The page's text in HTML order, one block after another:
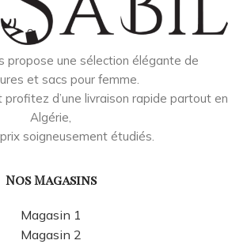
propose une sélection élégante de
et sacs pour femme.
profitez d’une livraison rapide partout en
Algérie,
soigneusement étudiés.
Nos Magasins
Magasin 1
Magasin 2